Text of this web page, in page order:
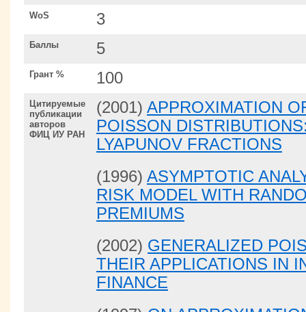
WoS 3
Баллы 5
Грант % 100
Цитируемые
публикации
авторов
ФИЦ ИУ РАН
(2001) APPROXIMATION
POISSON
LYAPUNOV FRACTIONS
(1996) ASYMPTOTIC
RISK MODEL WITH
PREMIUMS
(2002) GENERALIZED
THEIR APPLICATIONS IN
FINANCE